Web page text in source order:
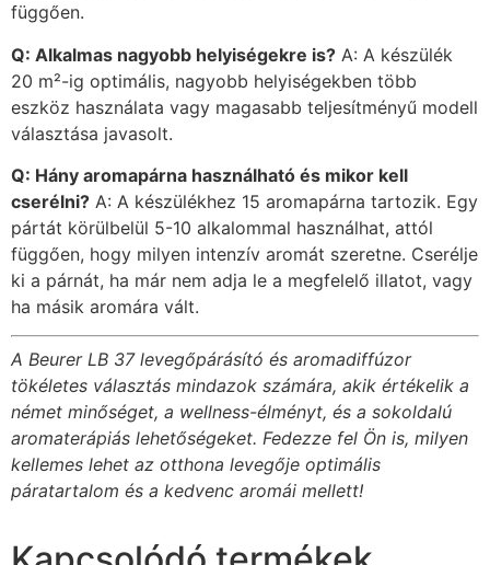
függően.
Q: Alkalmas nagyobb helyiségekre is? A: A készülék
20 m²-ig optimális, nagyobb helyiségekben több
eszköz használata vagy magasabb teljesítményű modell
választása javasolt.
Q: Hány aromapárna használható és mikor kell
cserélni? A: A készülékhez 15 aromapárna tartozik. Egy
pártát körülbelül 5-10 alkalommal használhat, attól
függően, hogy milyen intenzív aromát szeretne. Cserélje
ki a párnát, ha már nem adja le a megfelelő illatot, vagy
ha másik aromára vált.
A Beurer LB 37 levegőpárásító és aromadiffúzor
tökéletes választás mindazok számára, akik értékelik a
német minőséget, a wellness-élményt, és a sokoldalú
aromaterápiás lehetőségeket. Fedezze fel Ön is, milyen
kellemes lehet az otthona levegője optimális
páratartalom és a kedvenc aromái mellett!